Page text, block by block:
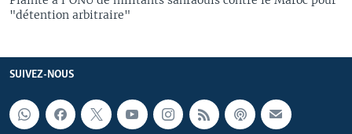
"détention arbitraire"
SUIVEZ-NOUS